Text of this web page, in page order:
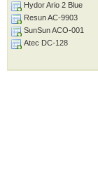
Hydor Ario 2 Blue
Resun AC-9903
SunSun ACO-001
Atec DC-128